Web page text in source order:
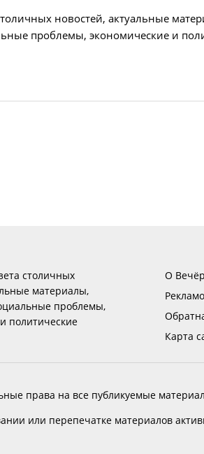
новостей, актуальные
проблемы, экономические и
столичных
материалы,
проблемы,
политические
О
Карта
права на все публикуемые
или перепечатке материалов